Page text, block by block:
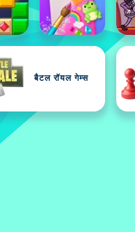
बैटल रॉयल गेम्स